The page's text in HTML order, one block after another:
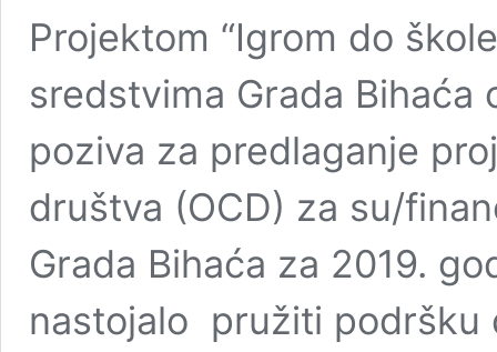
Projektom “Igrom do
sredstvima Grada
poziva za predlaganje
društva (OCD) za su/
Grada Bihaća za 2019.
nastojalo pružiti podršku